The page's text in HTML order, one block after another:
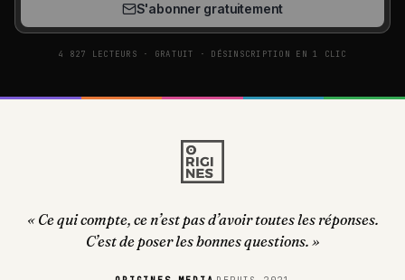
S'abonner gratuitement
4 827 LECTEURS · GRATUIT · DÉSINSCRIPTION EN 1 CLIC
« Ce qui compte, ce n’est pas d’avoir toutes les réponses.
C’est de poser les bonnes questions. »